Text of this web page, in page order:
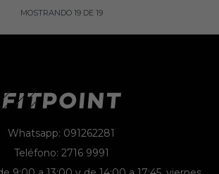
MOSTRANDO 19DE 19
Whatsapp: 091262281
Teléfono: 2716 9991